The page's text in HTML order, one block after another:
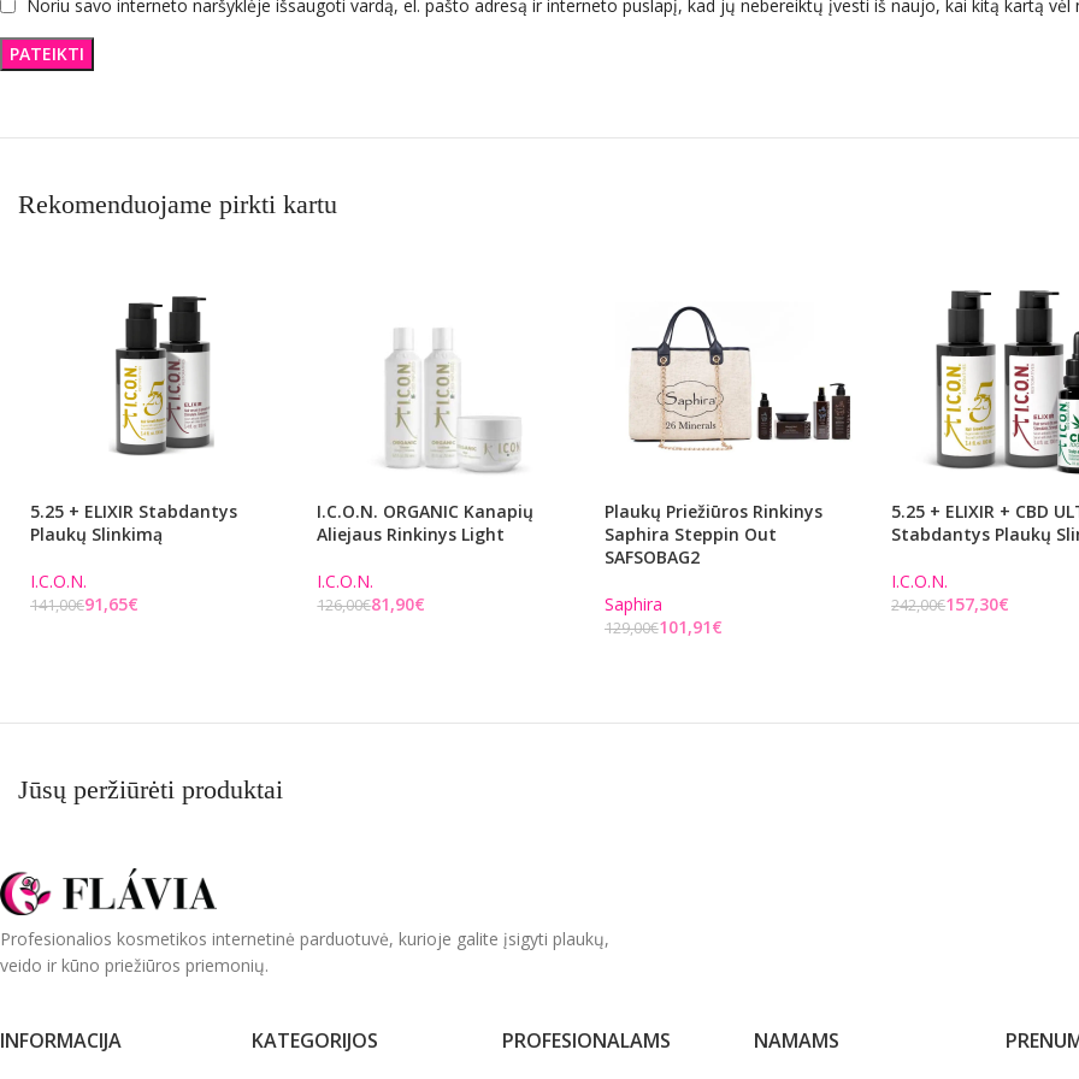
Noriu savo interneto naršyklėje išsaugoti vardą, el. pašto adresą ir interneto puslapį, kad jų nebereiktų įvesti iš naujo, kai kitą kartą vėl
Rekomenduojame pirkti kartu
5.25 + ELIXIR Stabdantys
Plaukų Slinkimą
I.C.O.N.
141,00€91,65€
I.C.O.N. ORGANIC Kanapių
Aliejaus Rinkinys Light
I.C.O.N.
126,00€81,90€
Plaukų Priežiūros Rinkinys
Saphira Steppin Out
SAFSOBAG2
Saphira
129,00€101,91€
5.25 + ELIXIR + CBD
Stabdantys Plaukų
I.C.O.N.
242,00€157,30€
Jūsų peržiūrėti produktai
Profesionalios kosmetikos internetinė parduotuvė, kurioje galite įsigyti plaukų,
veido ir kūno priežiūros priemonių.
INFORMACIJA KATEGORIJOS PROFESIONALAMS NAMAMS